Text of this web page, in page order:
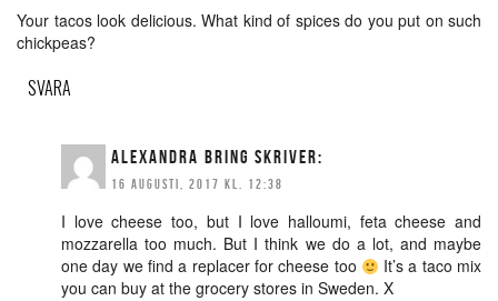
Your tacos look delicious. What kind of spices do you put on such
chickpeas?
SVARA
ALEXANDRA BRING SKRIVER:
16 AUGUSTI, 2017 KL. 12:38
I love cheese too, but I love halloumi, feta cheese and
mozzarella too much. But I think we do a lot, and maybe
one day we find a replacer for cheese too
It’s a taco mix
you can buy at the grocery stores in Sweden. X